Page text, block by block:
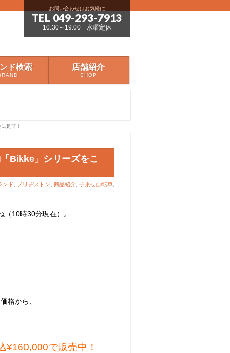
お問い合わせはお気軽に
TEL 049-293-7913
10:30～19:00 水曜定休
ド検索 店舗紹介
SHOP
是非！
Bikke」シリーズをこ
ンド ブリヂストン 商品紹介 子乗せ自転車
10時30分現在）。
格から、
¥160,000で販売中！